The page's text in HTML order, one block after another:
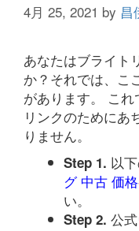
4月 25, 2021 by 昌
あなたはブライト
か？それでは、こ
があります。 こ
リンクのためにあ
りません。
Step 1. 以
グ 中古 価格
い。
Step 2. 公